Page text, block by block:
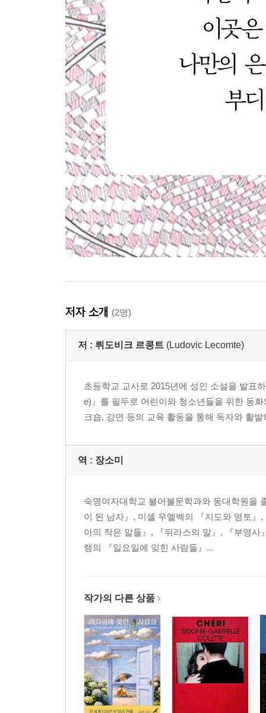
저자 소개 (2명)
저 : 뤼도비크 르콩트 (Ludovic Lecomte)
초등학교 교사로 2015년에 성인 소설을 발표
e)』를 필두로 어린이와 청소년들을 위한 동
크숍, 강연 등의 교육 활동을 통해 독자와 활
역 : 장소미
숙명여자대학교 불어불문학과와 동대학원을
이 된 남자』, 미셸 우엘벡의 『지도와 영토
아의 작은 말들』, 『뒤라스의 말』, 『부영
랭의 『일요일에 잊힌 사람들』...
작가의 다른 상품